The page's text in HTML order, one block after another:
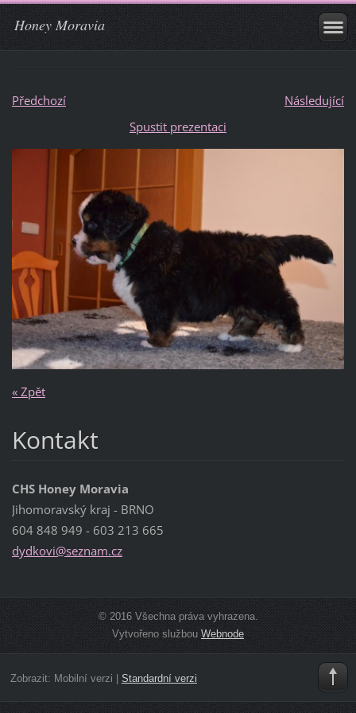
Honey Moravia
Předchozí
Následující
Spustit prezentaci
« Zpět
Kontakt
CHS Honey Moravia
Jihomoravský kraj - BRNO
604 848 949 - 603 213 665
dydkovi@seznam.cz
© 2016 Všechna práva vyhrazena.
Vytvořeno službou Webnode
Zobrazit: Mobilní verzi Standardní verzi